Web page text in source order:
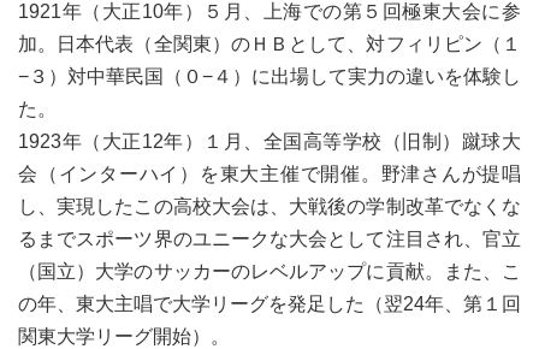
1921年（大正10年）５月、上海での第５回極東大会に参
加。日本代表（全関東）のＨＢとして、対フィリピン（１
−３）対中華民国（０−４）に出場して実力の違いを体験し
た。
1923年（大正12年）１月、全国高等学校（旧制）蹴球大
会（インターハイ）を東大主催で開催。野津さんが提唱
し、実現したこの高校大会は、大戦後の学制改革でなくな
るまでスポーツ界のユニークな大会として注目され、官立
（国立）大学のサッカーのレベルアップに貢献。また、こ
の年、東大主唱で大学リーグを発足した（翌24年、第１回
関東大学リーグ開始）。